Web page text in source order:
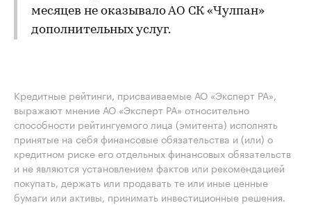
месяцев не оказывало АО СК «Чулпан»
дополнительных услуг.
Кредитные рейтинги, присваиваемые АО «Эксперт РА»,
выражают мнение АО «Эксперт РА» относительно
способности рейтингуемого лица (эмитента) исполнять
принятые на себя финансовые обязательства и (или) о
кредитном риске его отдельных финансовых обязательств
и не являются установлением фактов или рекомендацией
покупать, держать или продавать те или иные ценные
бумаги или активы, принимать инвестиционные решения.